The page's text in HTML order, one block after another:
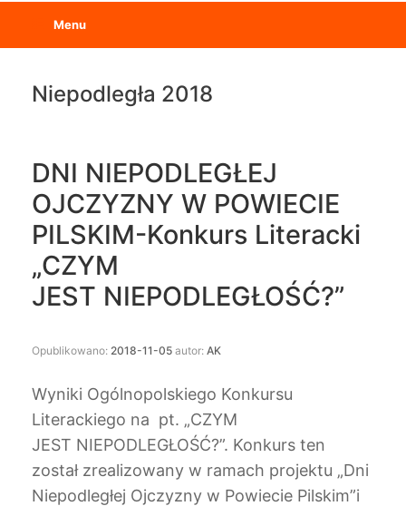
Menu
Niepodległa 2018
DNI NIEPODLEGŁEJ
OJCZYZNY W POWIECIE
PILSKIM-Konkurs Literacki
„CZYM
JEST NIEPODLEGŁOŚĆ?”
Opublikowano: 2018-11-05 autor: AK
Wyniki Ogólnopolskiego Konkursu
Literackiego na pt. „CZYM
JEST NIEPODLEGŁOŚĆ?”. Konkurs ten
został zrealizowany w ramach projektu „Dni
Niepodległej Ojczyzny w Powiecie Pilskim”i